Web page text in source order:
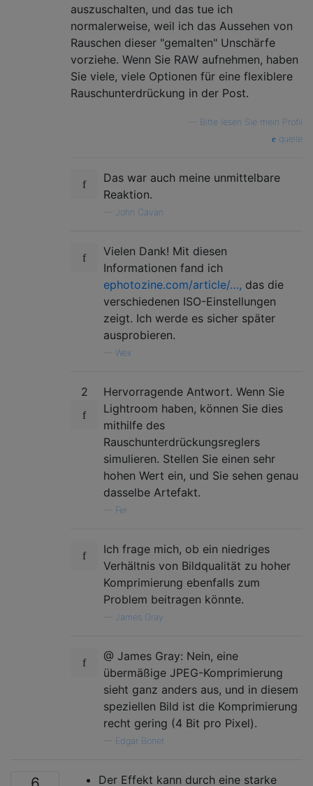
auszuschalten, und das tue ich
normalerweise, weil ich das Aussehen von
Rauschen dieser "gemalten" Unschärfe
vorziehe. Wenn Sie RAW aufnehmen, haben
Sie viele, viele Optionen für eine flexiblere
Rauschunterdrückung in der Post.
Bitte lesen Sie mein Profil
quelle
Das war auch meine unmittelbare
Reaktion.
John Cavan
Vielen Dank! Mit diesen
Informationen fand ich
ephotozine.com/article/…, das die
verschiedenen ISO-Einstellungen
zeigt. Ich werde es sicher später
ausprobieren.
Wex
2
Hervorragende Antwort. Wenn Sie
Lightroom haben, können Sie dies
mithilfe des
Rauschunterdrückungsreglers
simulieren. Stellen Sie einen sehr
hohen Wert ein, und Sie sehen genau
dasselbe Artefakt.
Fer
Ich frage mich, ob ein niedriges
Verhältnis von Bildqualität zu hoher
Komprimierung ebenfalls zum
Problem beitragen könnte.
James Gray
@ James Gray: Nein, eine
übermäßige JPEG-Komprimierung
sieht ganz anders aus, und in diesem
speziellen Bild ist die Komprimierung
recht gering (4 Bit pro Pixel).
Edgar Bonet
Der Effekt kann durch eine starke